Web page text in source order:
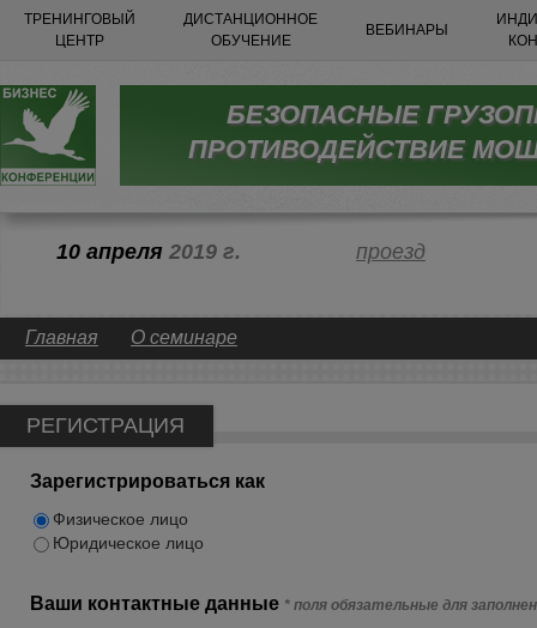
ТРЕНИНГОВЫЙ
ЦЕНТР
ДИСТАНЦИОННОЕ
ОБУЧЕНИЕ
ВЕБИНАРЫ
БЕЗОПАСНЫЕ
ПРОТИВОДЕЙСТВИЕ
10 апреля 2019 г. проезд
Главная О семинаре
РЕГИСТРАЦИЯ
Зарегистрироваться как
Физическое лицо
Юридическое лицо
Ваши контактные данные * поля обязательные для